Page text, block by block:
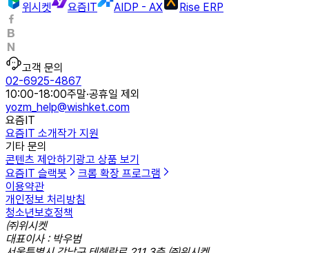
위시켓
요즘IT AIDP - AX Rise ERP
고객 문의
02-6925-4867
10:00-18:00주말·공휴일 제외
yozm_help@wishket.com
요즘IT
요즘IT 소개작가 지원
기타 문의
콘텐츠 제안하기 광고 상품 보기
요즘IT 슬랙봇
크롬 확장 프로그램
이용약관
개인정보 처리방침
청소년보호정책
㈜위시켓
대표이사 : 박우범